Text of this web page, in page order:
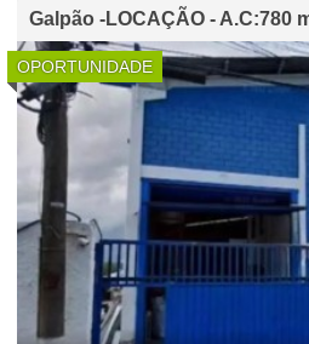
Galpão -LOCAÇÃO - A.C:780
OPORTUNIDADE